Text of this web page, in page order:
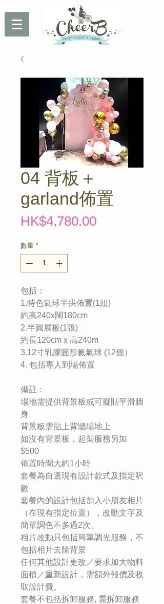
04 背板＋
garland佈置
HK$4,780.00價
數量 *
包括：
1.特色氣球半拱佈置(1組)
約高240x闊180cm
2.半圓展板(1張)
約長120cm x 高240m
3.12寸乳膠圓形氦氣球 (12個）
4. 包括專人到場佈置
備註：
場地需提供背景板或可癡貼平滑牆
身
背景板需貼上背牆場地上
如沒有背景板，起架服務另加
$500
佈置時間大約1小時
套餐為自選現有設計款式及指定呎
數
套餐內的設計包括加入小朋友相片
（在現有指定位置），改動文字及
簡單調色不多過2次。
相片改動只包括簡單調光服務，不
包括相片去除背景
任何其他設計更改／要求加大物料
面積／重新設計，需額外報價及收
取設計費。
套餐不包括拆卸服務, 需拆卸服務